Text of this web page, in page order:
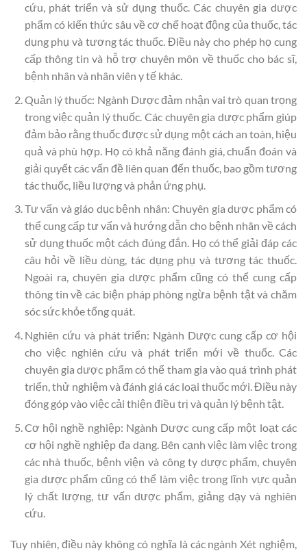
cứu, phát triển và sử dụng thuốc. Các chuyên gia dược
phẩm có kiến thức sâu về cơ chế hoạt động của thuốc, tác
dụng phụ và tương tác thuốc. Điều này cho phép họ cung
cấp thông tin và hỗ trợ chuyên môn về thuốc cho bác sĩ,
bệnh nhân và nhân viên y tế khác.
Quản lý thuốc: Ngành Dược đảm nhận vai trò quan trọng
trong việc quản lý thuốc. Các chuyên gia dược phẩm giúp
đảm bảo rằng thuốc được sử dụng một cách an toàn, hiệu
quả và phù hợp. Họ có khả năng đánh giá, chuẩn đoán và
giải quyết các vấn đề liên quan đến thuốc, bao gồm tương
tác thuốc, liều lượng và phản ứng phụ.
Tư vấn và giáo dục bệnh nhân: Chuyên gia dược phẩm có
thể cung cấp tư vấn và hướng dẫn cho bệnh nhân về cách
sử dụng thuốc một cách đúng đắn. Họ có thể giải đáp các
câu hỏi về liều dùng, tác dụng phụ và tương tác thuốc.
Ngoài ra, chuyên gia dược phẩm cũng có thể cung cấp
thông tin về các biện pháp phòng ngừa bệnh tật và chăm
sóc sức khỏe tổng quát.
Nghiên cứu và phát triển: Ngành Dược cung cấp cơ hội
cho việc nghiên cứu và phát triển mới về thuốc. Các
chuyên gia dược phẩm có thể tham gia vào quá trình phát
triển, thử nghiệm và đánh giá các loại thuốc mới. Điều này
đóng góp vào việc cải thiện điều trị và quản lý bệnh tật.
Cơ hội nghề nghiệp: Ngành Dược cung cấp một loạt các
cơ hội nghề nghiệp đa dạng. Bên cạnh việc làm việc trong
các nhà thuốc, bệnh viện và công ty dược phẩm, chuyên
gia dược phẩm cũng có thể làm việc trong lĩnh vực quản
lý chất lượng, tư vấn dược phẩm, giảng dạy và nghiên
cứu.
Tuy nhiên, điều này không có nghĩa là các ngành Xét nghiệm,